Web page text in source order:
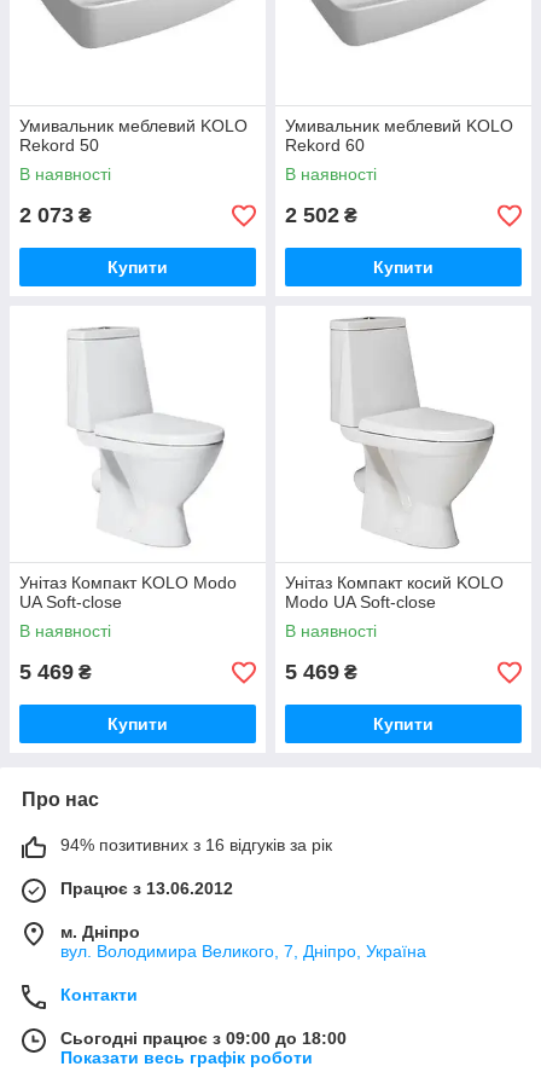
Умивальник меблевий KOLO
Rekord 50
В наявності
2 073 ₴
Купити
Умивальник меблевий KOLO
Rekord 60
В наявності
2 502 ₴
Купити
Унітаз Компакт KOLO Modo
UA Soft-close
В наявності
5 469 ₴
Купити
Унітаз Компакт косий KOLO
Modo UA Soft-close
В наявності
5 469 ₴
Купити
Про нас
94% позитивних з 16 відгуків за рік
Працює з 13.06.2012
м. Дніпро
вул. Володимира Великого, 7, Дніпро, Україна
Контакти
Сьогодні працює з 09:00 до 18:00
Показати весь графік роботи